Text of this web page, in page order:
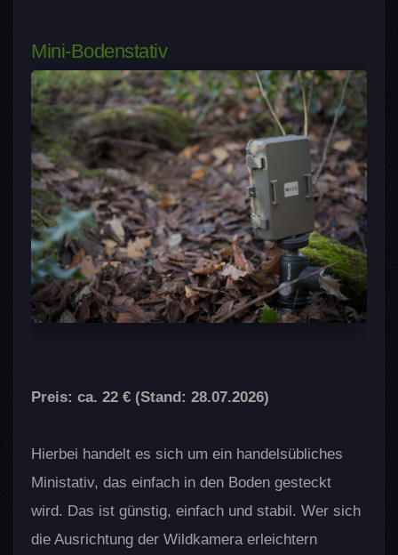
Mini-Bodenstativ
Preis: ca. 22 € (Stand: 28.07.2026)
Hierbei handelt es sich um ein handelsübliches
Ministativ, das einfach in den Boden gesteckt
wird. Das ist günstig, einfach und stabil. Wer sich
die Ausrichtung der Wildkamera erleichtern